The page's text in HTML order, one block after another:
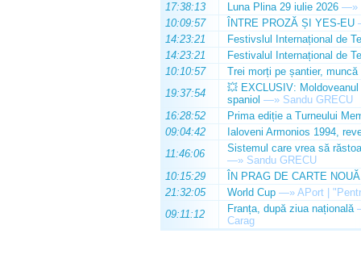
17:38:13
Luna Plina 29 iulie 2026 —»
10:09:57
ÎNTRE PROZĂ ȘI YES-EU
14:23:21
Festivslul Internațional de
14:23:21
Festivalul Internațional de
10:10:57
Trei morți pe șantier, muncă
19:37:54
💥 EXCLUSIV:
spaniol —» Sandu GRECU
16:28:52
Prima ediție a Turneului
09:04:42
Ialoveni Armonios 1994,
11:46:06
Sistemul care vrea să
—» Sandu GRECU
10:15:29
ÎN PRAG DE CARTE NOUĂ
21:32:05
World Cup —» APort |
09:11:12
Franța, după ziua națională
Carag